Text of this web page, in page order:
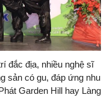
đắc địa, nhiều nghệ sĩ
sản có gu, đáp ứng nhu
Garden Hill hay Làng